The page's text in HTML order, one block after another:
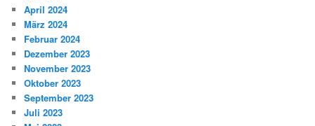
April 2024
März 2024
Februar 2024
Dezember 2023
November 2023
Oktober 2023
September 2023
Juli 2023